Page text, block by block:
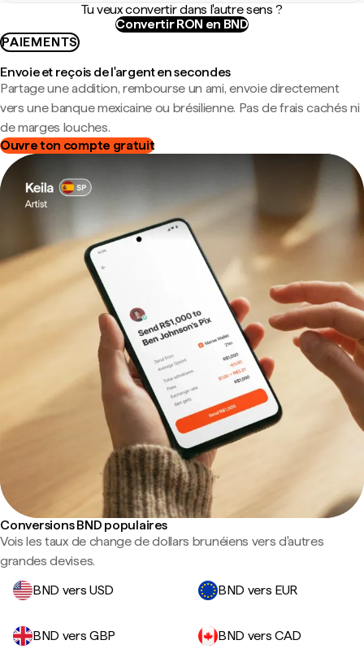
Tu veux convertir dans l'autre sens ?
Convertir RON en BND
PAIEMENTS
Envoie et reçois de l'argent en secondes
Partage une addition, rembourse un ami, envoie directement
vers une banque mexicaine ou brésilienne. Pas de frais cachés ni
de marges louches.
Ouvre ton compte gratuit
Conversions BND populaires
Vois les taux de change de dollars brunéiens vers d'autres
grandes devises.
BND vers USD
BND vers EUR
BND vers GBP BND vers CAD